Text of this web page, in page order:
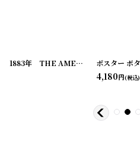
[20200324-3[ 20200324-4 ]
1883年 THE AMERICAN GARDEN 農業系雑誌
4,180円(税込)